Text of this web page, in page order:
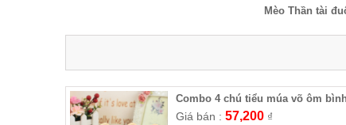
Mèo Thần tài
Combo 4 chú tiểu múa võ ôm bình
rượu ( HĐ )
Giá bán : 57,200₫